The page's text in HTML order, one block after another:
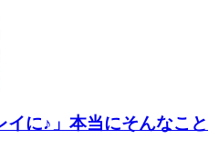
イに♪」本当にそんなこと